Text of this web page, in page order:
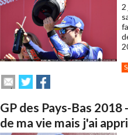
Envoyer
cet
à
un
ami
Partager
sur
sur
GP des Pays-Bas
de ma vie mais j'ai